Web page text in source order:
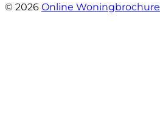
© 2026 Online Woningbrochure